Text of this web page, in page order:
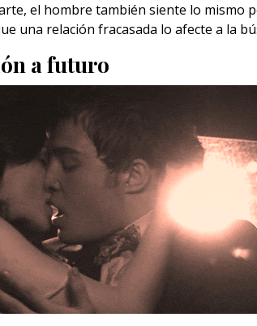
el hombre también siente lo mismo
una relación fracasada lo afecte a la
a futuro